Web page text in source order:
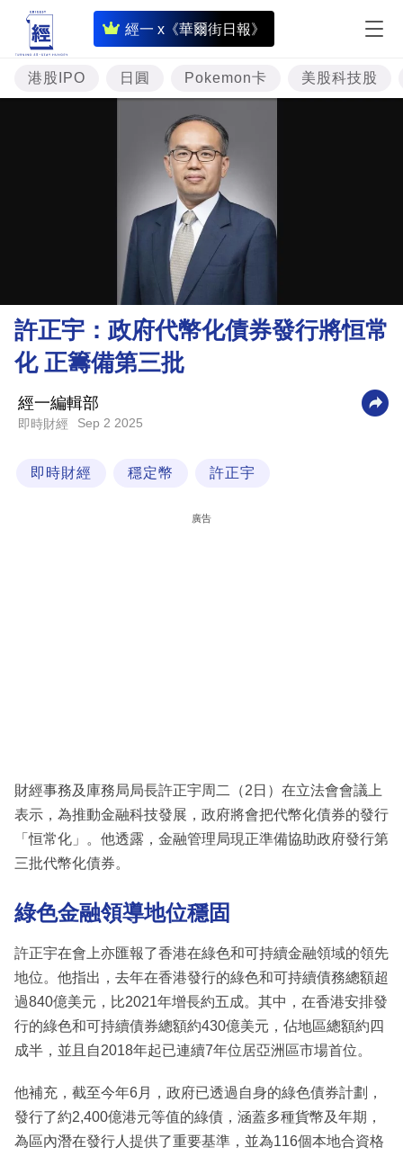
經一 x《華爾街日報》
即
時
財
經
市
理
財
商
科
區
港股IPO 日圓 Pokemon卡 美股科技股
許正宇：政府代幣化債券發行將恒常
化 正籌備第三批
經一編輯部
即時財經 Sep 2 2025
即時財經 穩定幣 許正宇
廣告
財經事務及庫務局局長許正宇周二（2日）在立法會會議上
表示，為推動金融科技發展，政府將會把代幣化債券的發行
「恒常化」。他透露，金融管理局現正準備協助政府發行第
三批代幣化債券。
綠色金融領導地位穩固
許正宇在會上亦匯報了香港在綠色和可持續金融領域的領先
地位。他指出，去年在香港發行的綠色和可持續債務總額超
過840億美元，比2021年增長約五成。其中，在香港安排發
行的綠色和可持續債券總額約430億美元，佔地區總額約四
成半，並且自2018年起已連續7年位居亞洲區市場首位。
他補充，截至今年6月，政府已透過自身的綠色債券計劃，
發行了約2,400億港元等值的綠債，涵蓋多種貨幣及年期，
為區內潛在發行人提供了重要基準，並為116個本地合資格